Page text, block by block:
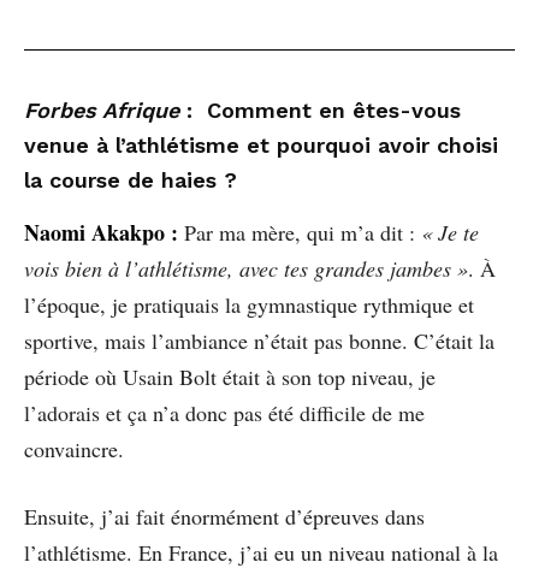
Forbes Afrique : Comment en êtes-vous
venue à l’athlétisme et pourquoi avoir choisi
la course de haies ?
Naomi Akakpo : Par ma mère, qui m’a dit : « Je te
vois bien à l’athlétisme, avec tes grandes jambes ». À
l’époque, je pratiquais la gymnastique rythmique et
sportive, mais l’ambiance n’était pas bonne. C’était la
période où Usain Bolt était à son top niveau, je
l’adorais et ça n’a donc pas été difficile de me
convaincre.
Ensuite, j’ai fait énormément d’épreuves dans
l’athlétisme. En France, j’ai eu un niveau national à la